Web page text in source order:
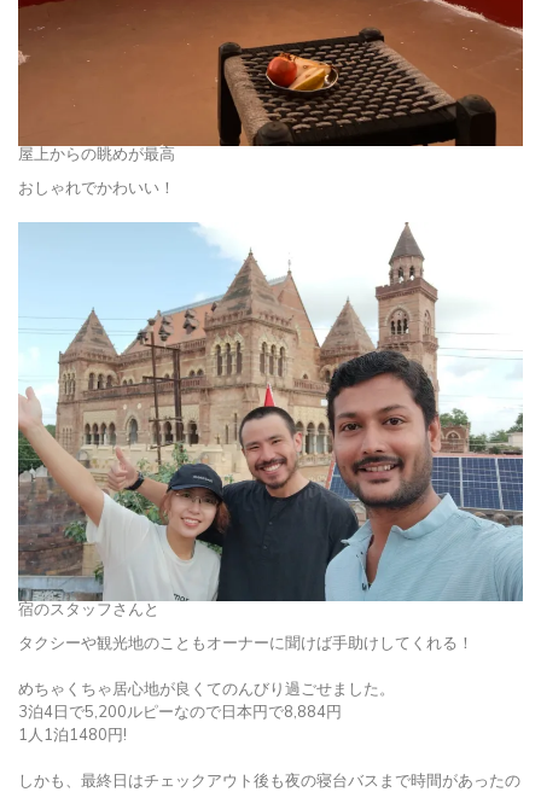
屋上からの眺めが最高
おしゃれでかわいい！
宿のスタッフさんと
タクシーや観光地のこともオーナーに聞けば手助けしてくれる！
めちゃくちゃ居心地が良くてのんびり過ごせました。
3泊4日で5,200ルピーなので日本円で8,884円
1人1泊1480円!
しかも、最終日はチェックアウト後も夜の寝台バスまで時間があったの